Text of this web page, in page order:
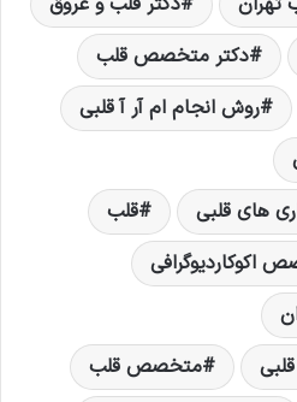
دکتر متخصص قلب
روش انجام ام آر آ قلبی
های قلبی
قلب
اكوکاردیوگرافی
متخصص قلب